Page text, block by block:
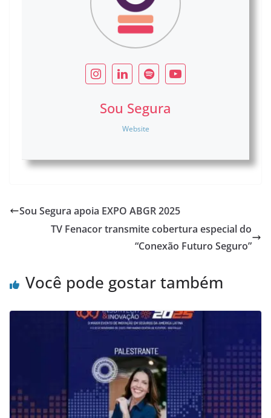
Sou Segura
Website
Sou Segura apoia EXPO ABGR 2025
TV Fenacor transmite cobertura especial do
“Conexão Futuro Seguro”
Você pode gostar também